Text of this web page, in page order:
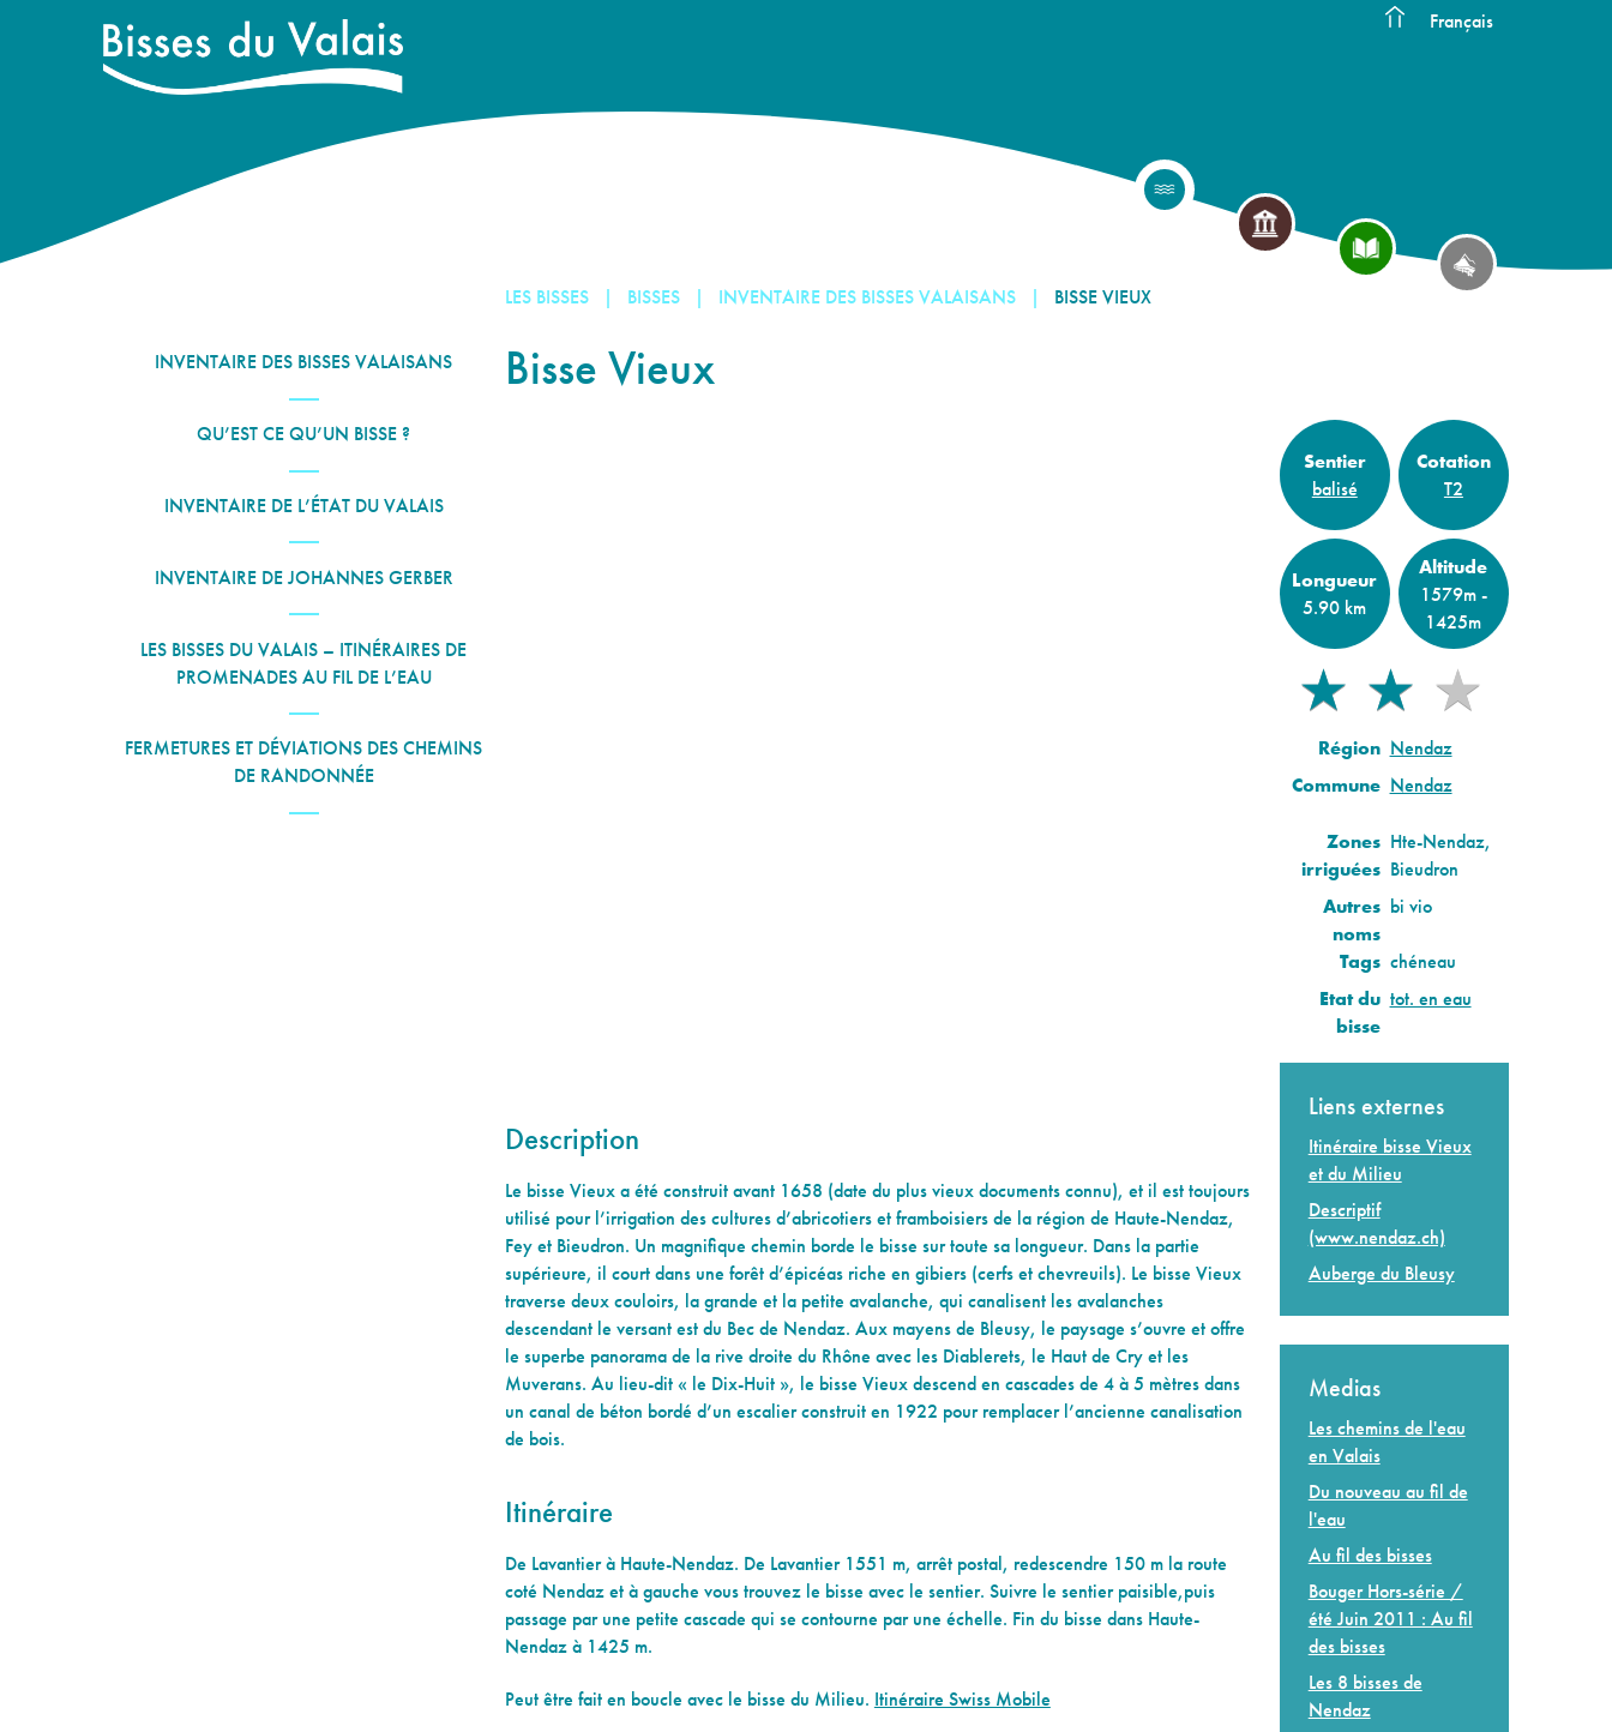
Français
INVENTAIRE DES BISSES VALAISANS
QU’EST CE QU’UN BISSE ?
INVENTAIRE DE L’ÉTAT DU VALAIS
INVENTAIRE DE JOHANNES GERBER
LES BISSES DU VALAIS – ITINÉRAIRES DE
PROMENADES AU FIL DE L’EAU
FERMETURES ET DÉVIATIONS DES CHEMINS
DE RANDONNÉE
LES BISSES BISSES INVENTAIRE DES BISSES VALAISANS BISSE VIEUX
Bisse Vieux
Description
Le bisse Vieux a été construit avant 1658 (date du plus vieux documents connu), et il est toujours
utilisé pour l’irrigation des cultures d’abricotiers et framboisiers de la région de Haute-Nendaz,
Fey et Bieudron. Un magnifique chemin borde le bisse sur toute sa longueur. Dans la partie
supérieure, il court dans une forêt d’épicéas riche en gibiers (cerfs et chevreuils). Le bisse Vieux
traverse deux couloirs, la grande et la petite avalanche, qui canalisent les avalanches
descendant le versant est du Bec de Nendaz. Aux mayens de Bleusy, le paysage s’ouvre et offre
le superbe panorama de la rive droite du Rhône avec les Diablerets, le Haut de Cry et les
Muverans. Au lieu-dit « le Dix-Huit », le bisse Vieux descend en cascades de 4 à 5 mètres dans
un canal de béton bordé d’un escalier construit en 1922 pour remplacer l’ancienne canalisation
de bois.
Itinéraire
De Lavantier à Haute-Nendaz. De Lavantier 1551 m, arrêt postal, redescendre 150 m la route
coté Nendaz et à gauche vous trouvez le bisse avec le sentier. Suivre le sentier paisible,puis
passage par une petite cascade qui se contourne par une échelle. Fin du bisse dans Haute-
Nendaz à 1425 m.
Peut être fait en boucle avec le bisse du Milieu. Itinéraire Swiss Mobile
Sentier
balisé
Cotation
T2
Longueur
5.90 km
Altitude
1579m -
1425m
★ ★
★ ★ ★
Région Nendaz
Commune Nendaz
Zones
irriguées
Hte-Nendaz,
Bieudron
Autres
noms
bi vio
Tags chéneau
Etat du
bisse
tot. en eau
Liens externes
Itinéraire bisse Vieux
et du Milieu
Descriptif
(www.nendaz.ch)
Auberge du Bleusy
Medias
Les chemins de l'eau
en Valais
Du nouveau au fil de
l'eau
Au fil des bisses
Bouger Hors-série /
été Juin 2011 : Au fil
des bisses
Les 8 bisses de
Nendaz